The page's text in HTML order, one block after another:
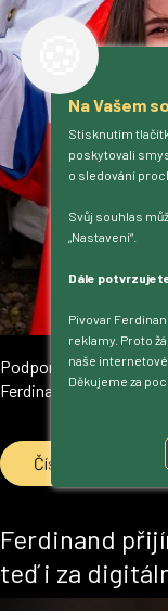
Na Vašem
Stisknutím
poskytovali
o sledování
Svůj souhlas
„Nastavení“.
Dále potvrzujete
Pivovar
reklamy. Proto
naše internetové
Děkujeme za
Podpora naší
Ferdinandem.
Číst více
Ferdinand
teď i za